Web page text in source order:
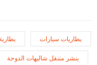
بطاريات سيارات
بنشر متنقل شاليهات الدوحة